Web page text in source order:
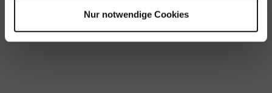
Nur notwendige Cookies